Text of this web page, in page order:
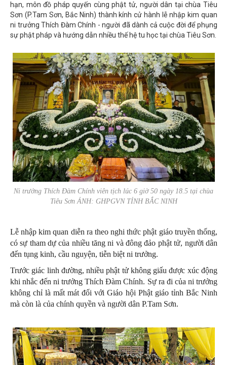
hạn, môn đồ pháp quyến cùng phật tử, người dân tại chùa Tiêu
Sơn (P.Tam Sơn, Bắc Ninh) thành kính cử hành lễ nhập kim quan
ni trưởng Thích Đàm Chính - người đã dành cả cuộc đời để phụng
sự phật pháp và hướng dẫn nhiều thế hệ tu học tại chùa Tiêu Sơn.
Ni trưởng Thích Đàm Chính viên tịch lúc 6 giờ 50 ngày 18.5 tại chùa
Tiêu Sơn ẢNH: GHPGVN TỈNH BẮC NINH
Lễ nhập kim quan diễn ra theo nghi thức phật giáo truyền thống,
có sự tham dự của nhiều tăng ni và đông đảo phật tử, người dân
đến tụng kinh, cầu nguyện, tiễn biệt ni trưởng.
Trước giác linh đường, nhiều phật tử không giấu được xúc động
khi nhắc đến ni trưởng Thích Đàm Chính. Sự ra đi của ni trưởng
không chỉ là mất mát đối với Giáo hội Phật giáo tỉnh Bắc Ninh
mà còn là của chính quyền và người dân P.Tam Sơn.